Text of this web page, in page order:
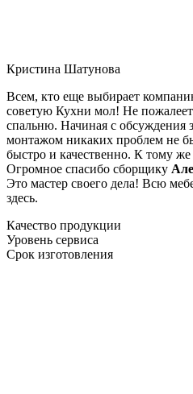
Кристина Шатунова
Всем, кто еще выбирает
советую Кухни мол! Не
спальню. Начиная с обсуждения
монтажом никаких проблем не
быстро и качественно. К тому
Огромное спасибо сборщику
Это мастер своего дела! Всю
здесь.
Качество продукции
Уровень сервиса
Срок изготовления